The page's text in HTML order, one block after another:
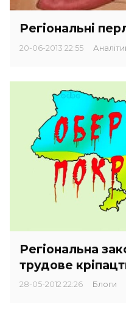
Регіональні
20-06-2013 22:55
Регіональна
трудове
28-05-2012 22:26 Блоги